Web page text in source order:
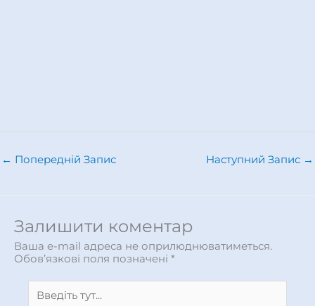
← Попередній Запис Наступний Запис →
Залишити коментар
Ваша e-mail адреса не оприлюднюватиметься.
Обов’язкові поля позначені *
тут...